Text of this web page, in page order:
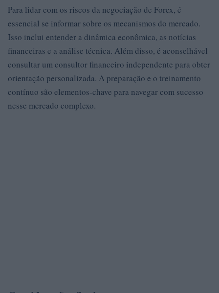
Para lidar com os riscos da negociação de Forex, é
essencial se informar sobre os mecanismos do mercado.
Isso inclui entender a dinâmica econômica, as notícias
financeiras e a análise técnica. Além disso, é aconselhável
consultar um consultor financeiro independente para obter
orientação personalizada. A preparação e o treinamento
contínuo são elementos-chave para navegar com sucesso
nesse mercado complexo.